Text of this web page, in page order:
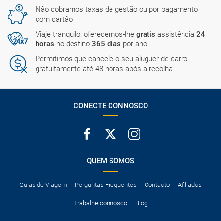
Não cobramos taxas de gestão ou por pagamento
com cartão
Viaje tranquilo: oferecemos-lhe gratis assistência 24
horas no destino 365 dias por ano
Permitimos que cancele o seu aluguer de carro
gratuitamente até 48 horas após a recolha
CONECTE CONNOSCO
QUEM SOMOS
Guias de Viagem Perguntas Frequentes Contacto Afiliados
Trabalhe connosco Blog